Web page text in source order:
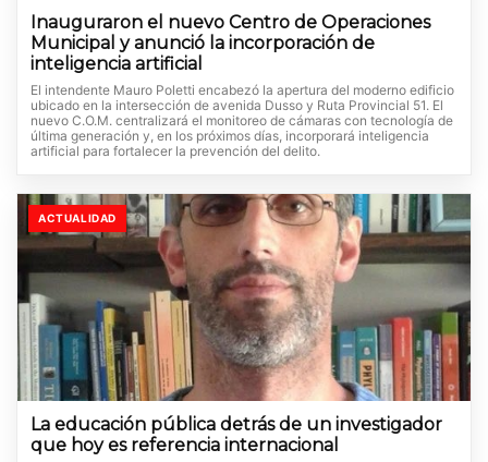
Inauguraron el nuevo Centro de Operaciones
Municipal y anunció la incorporación de
inteligencia artificial
El intendente Mauro Poletti encabezó la apertura del moderno edificio
ubicado en la intersección de avenida Dusso y Ruta Provincial 51. El
nuevo C.O.M. centralizará el monitoreo de cámaras con tecnología de
última generación y, en los próximos días, incorporará inteligencia
artificial para fortalecer la prevención del delito.
ACTUALIDAD
La educación pública detrás de un investigador
que hoy es referencia internacional